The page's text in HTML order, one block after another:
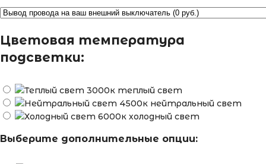
Цветовая температура
подсветки:
теплый свет
нейтральный свет
холодный свет
Выберите дополнительные опции: